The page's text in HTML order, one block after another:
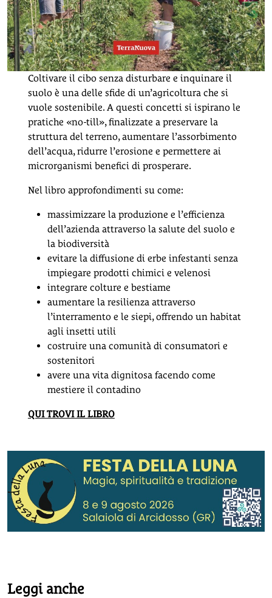
Coltivare il cibo senza disturbare e inquinare il
suolo è una delle sfide di un’agricoltura che si
vuole sostenibile. A questi concetti si ispirano le
pratiche «no-till», finalizzate a preservare la
struttura del terreno, aumentare l’assorbimento
dell’acqua, ridurre l’erosione e permettere ai
microrganismi benefici di prosperare.
Nel libro approfondimenti su come:
massimizzare la produzione e l’efficienza
dell’azienda attraverso la salute del suolo e
la biodiversità
evitare la diffusione di erbe infestanti senza
impiegare prodotti chimici e velenosi
integrare colture e bestiame
aumentare la resilienza attraverso
l’interramento e le siepi, offrendo un habitat
agli insetti utili
costruire una comunità di consumatori e
sostenitori
avere una vita dignitosa facendo come
mestiere il contadino
QUI TROVI IL LIBRO
Leggi anche